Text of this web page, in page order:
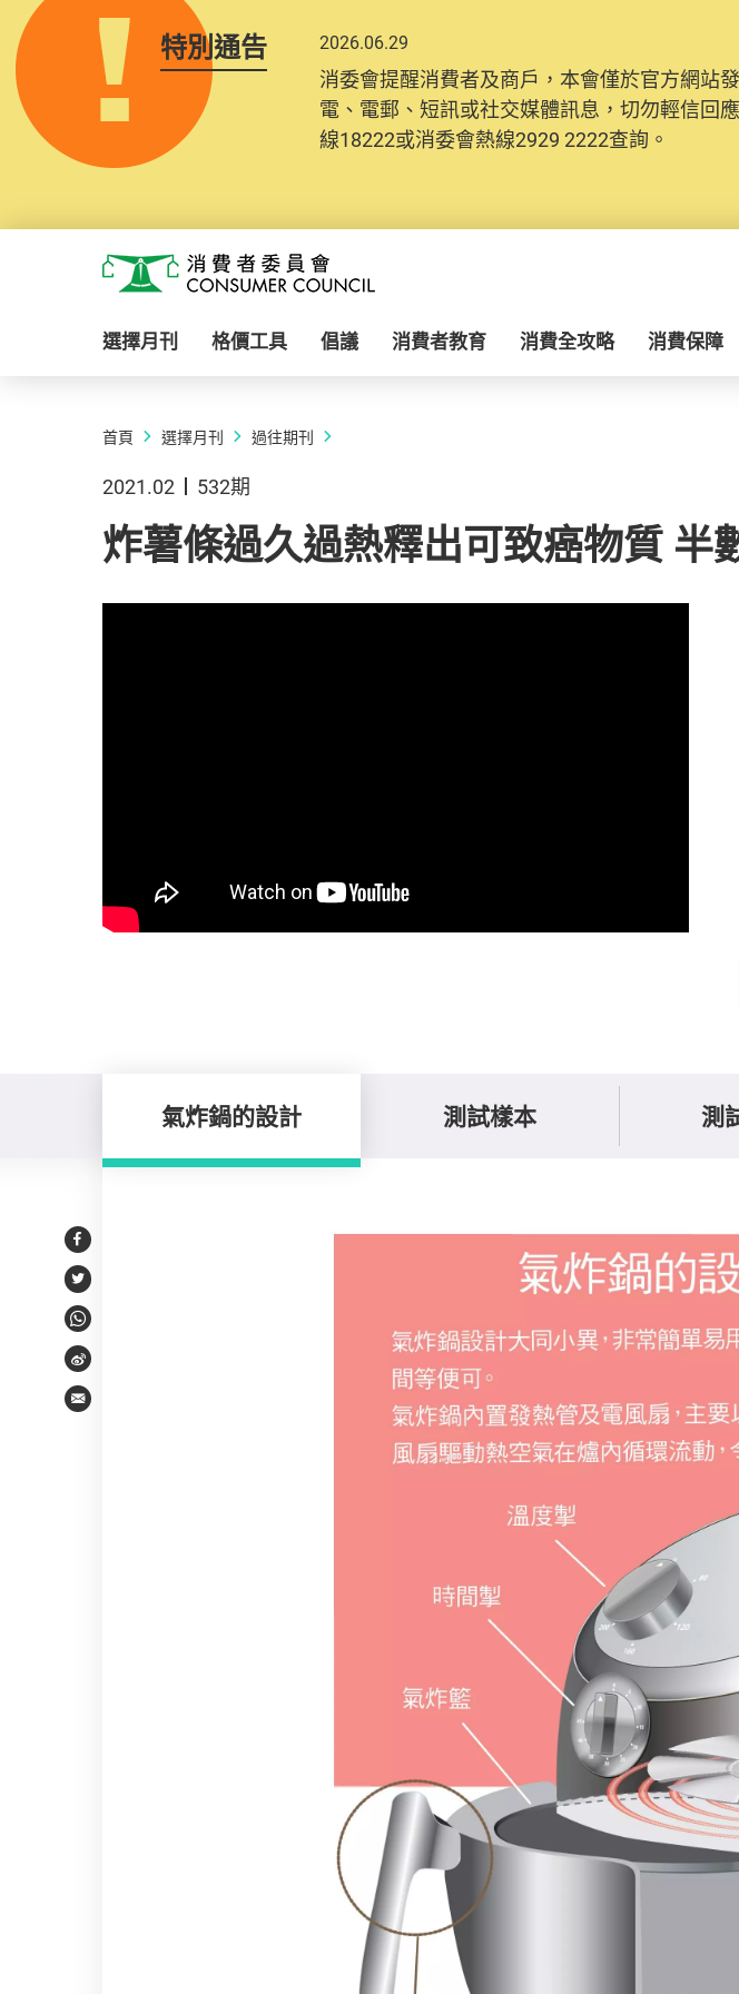
特別通告 2026.06.29
消委會提醒消費者及商戶，本會僅於官方網站
電、電郵、短訊或社交媒體訊息，切勿輕信回
線18222或消委會熱線2929 2222查詢。
消費者委員會
選擇月刊 格價工具 倡議 消費者教育 消費全攻略 消費保障
首頁 選擇月刊 過往期刊
2021.02 532期
炸薯條過久過熱釋出可致癌物質 半
氣炸鍋的設計 測試樣本 測
Facebook
Twitter
WhatsApp
Weibo
Email
氣炸鍋的設計